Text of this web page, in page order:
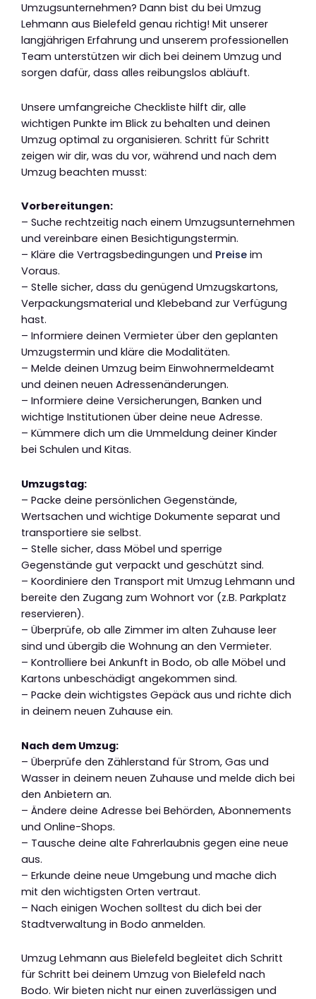
Umzugsunternehmen? Dann bist du bei Umzug
Lehmann aus Bielefeld genau richtig! Mit unserer
langjährigen Erfahrung und unserem professionellen
Team unterstützen wir dich bei deinem Umzug und
sorgen dafür, dass alles reibungslos abläuft.
Unsere umfangreiche Checkliste hilft dir, alle
wichtigen Punkte im Blick zu behalten und deinen
Umzug optimal zu organisieren. Schritt für Schritt
zeigen wir dir, was du vor, während und nach dem
Umzug beachten musst:
Vorbereitungen:
– Suche rechtzeitig nach einem Umzugsunternehmen
und vereinbare einen Besichtigungstermin.
– Kläre die Vertragsbedingungen und Preise im
Voraus.
– Stelle sicher, dass du genügend Umzugskartons,
Verpackungsmaterial und Klebeband zur Verfügung
hast.
– Informiere deinen Vermieter über den geplanten
Umzugstermin und kläre die Modalitäten.
– Melde deinen Umzug beim Einwohnermeldeamt
und deinen neuen Adressenänderungen.
– Informiere deine Versicherungen, Banken und
wichtige Institutionen über deine neue Adresse.
– Kümmere dich um die Ummeldung deiner Kinder
bei Schulen und Kitas.
Umzugstag:
– Packe deine persönlichen Gegenstände,
Wertsachen und wichtige Dokumente separat und
transportiere sie selbst.
– Stelle sicher, dass Möbel und sperrige
Gegenstände gut verpackt und geschützt sind.
– Koordiniere den Transport mit Umzug Lehmann und
bereite den Zugang zum Wohnort vor (z.B. Parkplatz
reservieren).
– Überprüfe, ob alle Zimmer im alten Zuhause leer
sind und übergib die Wohnung an den Vermieter.
– Kontrolliere bei Ankunft in Bodo, ob alle Möbel und
Kartons unbeschädigt angekommen sind.
– Packe dein wichtigstes Gepäck aus und richte dich
in deinem neuen Zuhause ein.
Nach dem Umzug:
– Überprüfe den Zählerstand für Strom, Gas und
Wasser in deinem neuen Zuhause und melde dich bei
den Anbietern an.
– Ändere deine Adresse bei Behörden, Abonnements
und Online-Shops.
– Tausche deine alte Fahrerlaubnis gegen eine neue
aus.
– Erkunde deine neue Umgebung und mache dich
mit den wichtigsten Orten vertraut.
– Nach einigen Wochen solltest du dich bei der
Stadtverwaltung in Bodo anmelden.
Umzug Lehmann aus Bielefeld begleitet dich Schritt
für Schritt bei deinem Umzug von Bielefeld nach
Bodo. Wir bieten nicht nur einen zuverlässigen und